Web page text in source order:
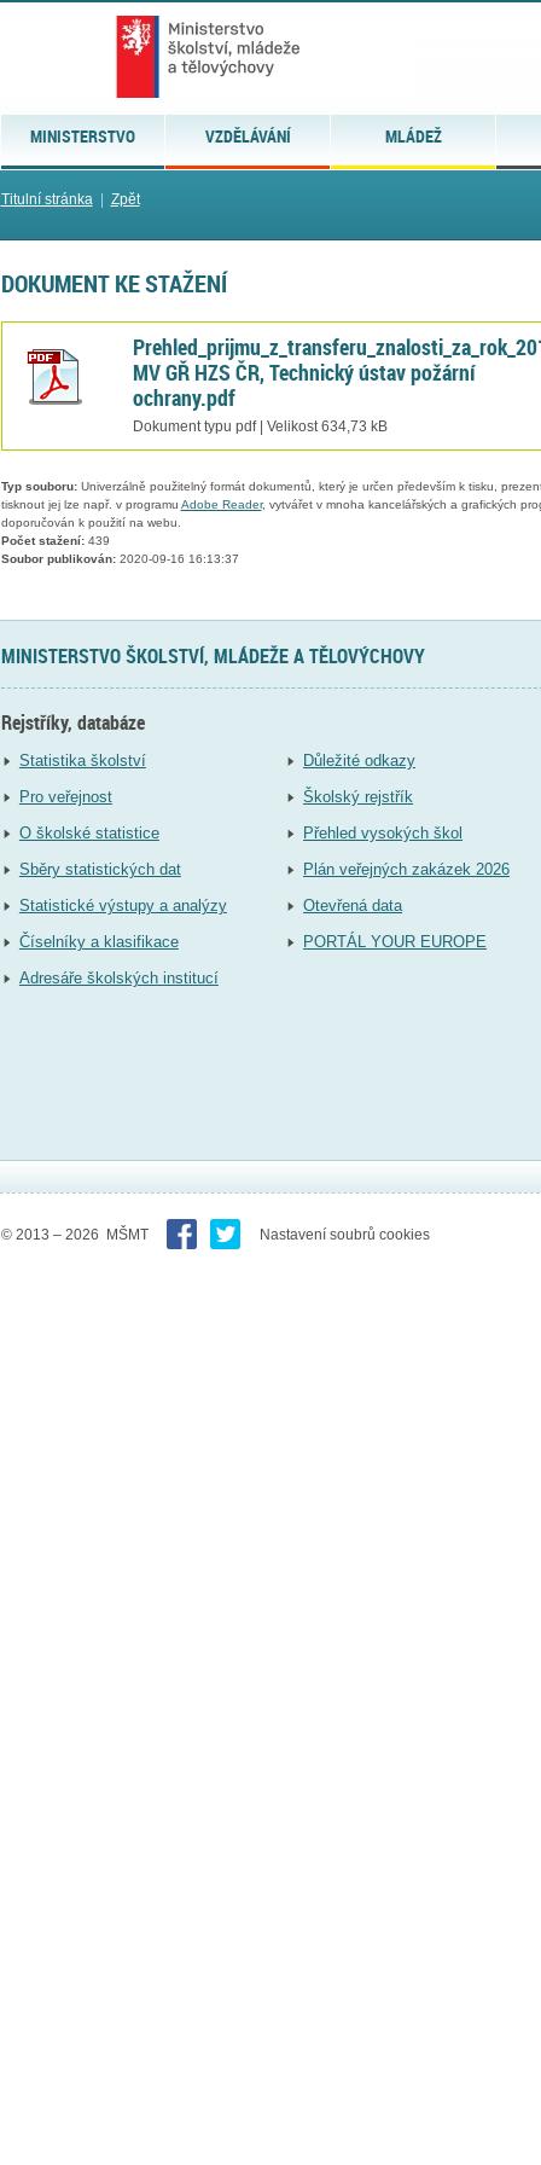
MINISTERSTVO VZDĚLÁVÁNÍ MLÁDEŽ
Titulní stránka| Zpět
DOKUMENT KE STAŽENÍ
MV GŘ HZS ČR, Technický ústav požární
ochrany.pdf
Dokument typu pdf | Velikost 634,73 kB
Typ souboru:Univerzálně použitelný formát dokumentů, který je určen především k tisku,
tisknout jej lze např. v programu Adobe Reader, vytvářet v mnoha kancelářských a grafických
doporučován k použití na webu.
Počet stažení:439
Soubor publikován:2020-09-16 16:13:37
MINISTERSTVO ŠKOLSTVÍ, MLÁDEŽE A TĚLOVÝCHOVY
Rejstříky, databáze
Statistika školství
Pro veřejnost
O školské statistice
Sběry statistických dat
Statistické výstupy a analýzy
Číselníky a klasifikace
Adresáře školských institucí
Důležité odkazy
Školský rejstřík
Přehled vysokých škol
Plán veřejných zakázek 2026
Otevřená data
PORTÁL YOUR EUROPE
© 2013 – 2026 MŠMT Nastavení soubrů cookies